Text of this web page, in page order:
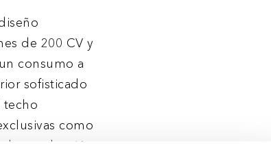
de 200 CV y
consumo a
sofisticado
techo
como
conducción